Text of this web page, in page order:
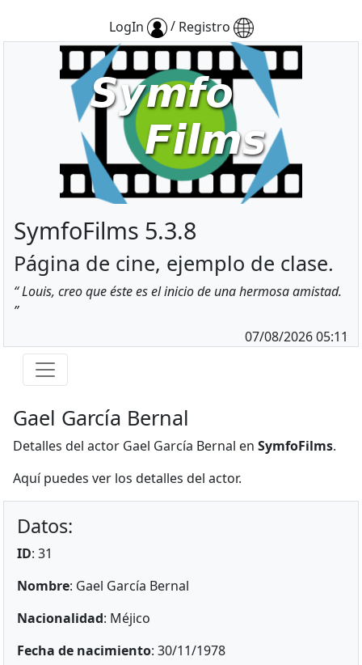
LogIn / Registro
SymfoFilms 5.3.8
Página de cine, ejemplo de clase.
Louis, creo que éste es el inicio de una hermosa amistad.
07/08/2026 05:11
Gael García Bernal
Detalles del actor Gael García Bernal en SymfoFilms.
Aquí puedes ver los detalles del actor.
Datos:
ID: 31
Nombre: Gael García Bernal
Nacionalidad: Méjico
Fecha de nacimiento: 30/11/1978